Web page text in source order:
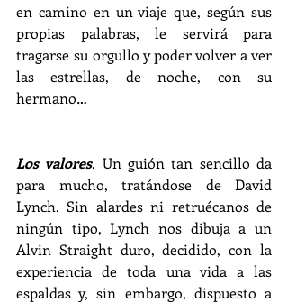
en camino en un viaje que, según sus
propias palabras, le servirá para
tragarse su orgullo y poder volver a ver
las estrellas, de noche, con su
hermano…
Los valores. Un guión tan sencillo da
para mucho, tratándose de David
Lynch. Sin alardes ni retruécanos de
ningún tipo, Lynch nos dibuja a un
Alvin Straight duro, decidido, con la
experiencia de toda una vida a las
espaldas y, sin embargo, dispuesto a